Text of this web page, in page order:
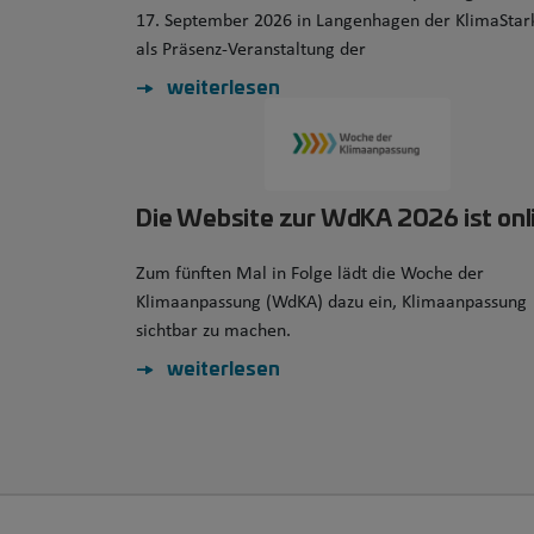
17. September 2026 in Langenhagen der
als Präsenz-Veranstaltung der
weiterlesen
Die Website zur WdKA 2026 ist
Zum fünften Mal in Folge lädt die Woche der
Klimaanpassung (WdKA) dazu ein, Klimaanpassung
sichtbar zu machen.
weiterlesen